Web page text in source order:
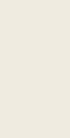
永久無料の